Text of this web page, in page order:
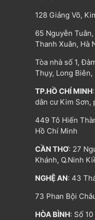
128 Giảng Võ,
65 Nguyễn
Thanh Xuân, Hà
Tòa nhà số 1,
Thụy, Long Biên,
TP.HỒ CHÍ MINH
dân cư Kim Sơn,
449 Tô Hiến
Hồ Chí Minh
CẦN THƠ: 27
Khánh, Q.Ninh
NGHỆ AN: 43
73 Phan Bội
HÒA BÌNH: Số